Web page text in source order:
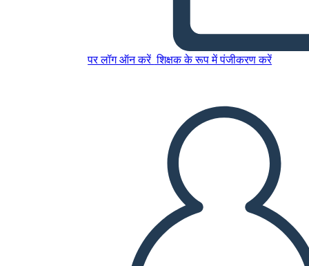
पर लॉग ऑन करें शिक्षक के रूप में पंजीकरण करें
स्लाइड शो चलाएं
मुझे पढ़कर सुनाओ